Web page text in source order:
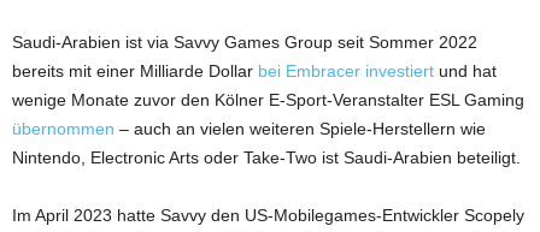
Saudi-Arabien ist via Savvy Games Group seit Sommer 2022
bereits mit einer Milliarde Dollar bei Embracer investiert und hat
wenige Monate zuvor den Kölner E-Sport-Veranstalter ESL Gaming
übernommen – auch an vielen weiteren Spiele-Herstellern wie
Nintendo, Electronic Arts oder Take-Two ist Saudi-Arabien beteiligt.
Im April 2023 hatte Savvy den US-Mobilegames-Entwickler Scopely